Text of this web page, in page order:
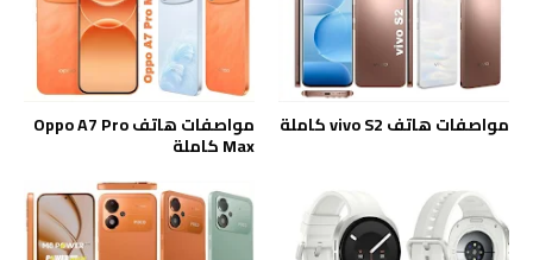
مواصفات هاتف vivo S2 كاملة مواصفات هاتف Oppo A7 Pro
Max كاملة